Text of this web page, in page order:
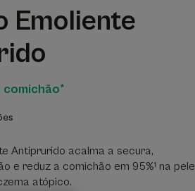
Emoliente
comichão*
Antiprurido acalma a secura,
e reduz a comichão em 95%¹ na pele
atópico.